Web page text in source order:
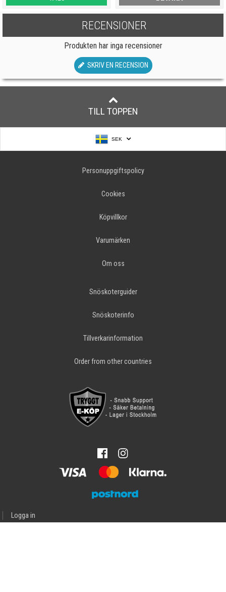
RECENSIONER
Produkten har inga recensioner
SKRIV EN RECENSION
TILL TOPPEN
SEK
Personuppgiftspolicy
Cookies
Köpvillkor
Varumärken
Om oss
Snöskoterguider
Snöskoterinfo
Tillverkarinformation
Order from other countries
Logga in